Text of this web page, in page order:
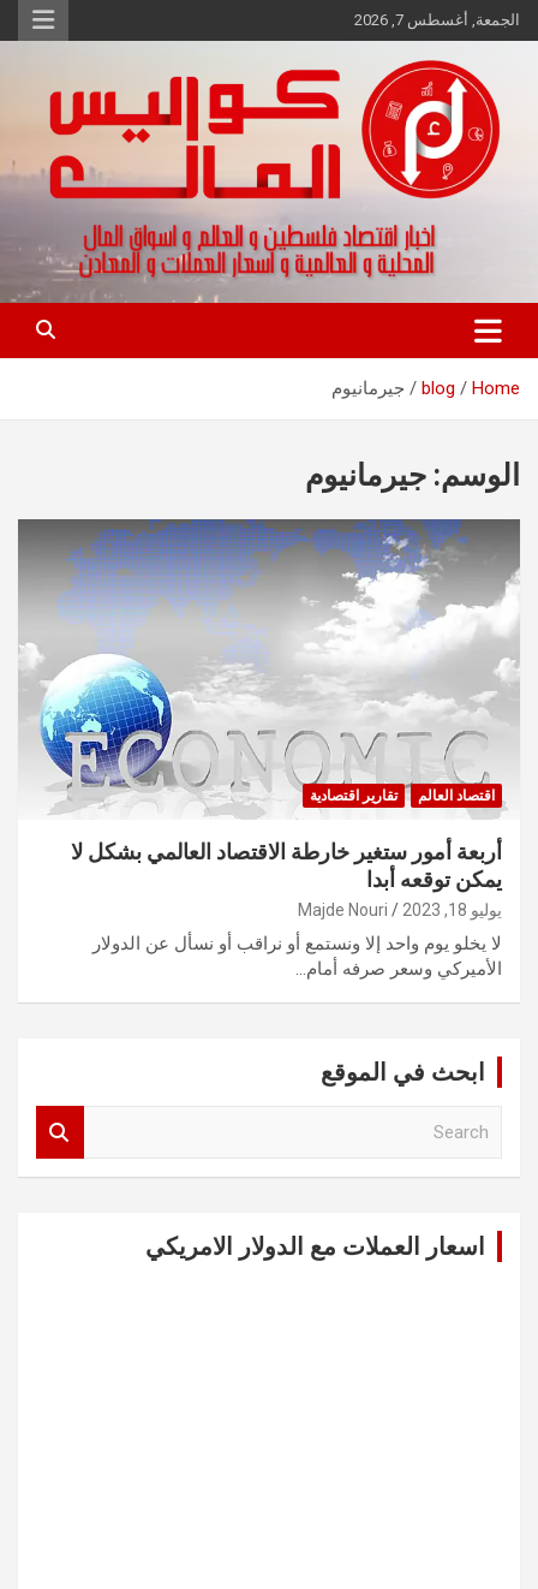
Skip
to
الجمعة, أغسطس 7, 2026
كواليس المال
اخبار اقتصاد فلسطين و العالم و تقارير اسواق المال و العملات
Home
blog جيرمانيوم
الوسم: جيرمانيوم
اقتصاد العالم تقارير اقتصادية
أربعة أمور ستغير خارطة الاقتصاد العالمي بشكل لا
يمكن توقعه أبدا
يوليو 18, 2023 Majde Nouri
لا يخلو يوم واحد إلا ونستمع أو نراقب أو نسأل عن الدولار
الأميركي وسعر صرفه أمام…
ابحث في الموقع
اسعار العملات مع الدولار الامريكي